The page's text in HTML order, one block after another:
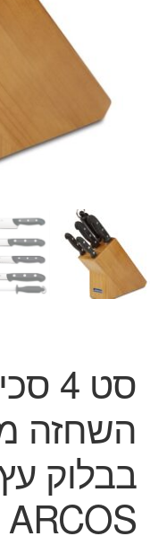
המותגים שלנו
מתנות לחנוכת בית
מתנות למטבח
מתכונים שלכם
מאמרים
סט
השחזה
בבלוק
ARCOS